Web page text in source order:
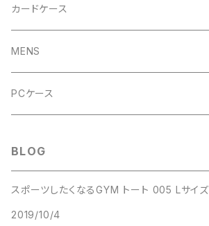
ロイヤルブルー
レッド
ロイヤルブルー
ブラック
マリンブルー、ターコイズ
カードケース
MENS
バッグ
PCケース
BLOG
スポーツしたくなるGYM トート 005 Lサイズ
2019/10/4